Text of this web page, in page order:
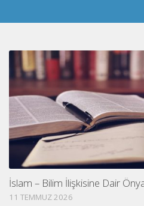
İslam – Bilim İlişkisine Dair
11 TEMMUZ 2026